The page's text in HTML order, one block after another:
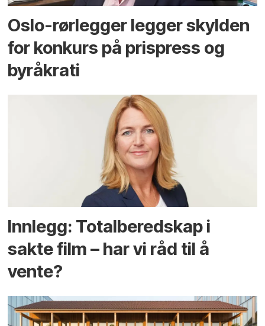
Oslo-rørlegger legger skylden
for konkurs på prispress og
byråkrati
Innlegg: Totalberedskap i
sakte film – har vi råd til å
vente?